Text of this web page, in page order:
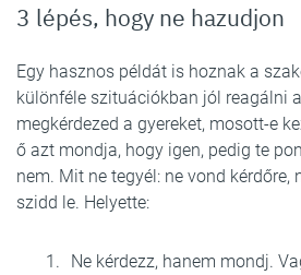
3 lépés, hogy ne hazudjon
Egy hasznos példát is hoznak a
különféle szituációkban jól reagálni
megkérdezed a gyereket, mosott-e
ő azt mondja, hogy igen, pedig te
nem. Mit ne tegyél: ne vond kérdőre,
szidd le. Helyette:
Ne kérdezz, hanem mondj.